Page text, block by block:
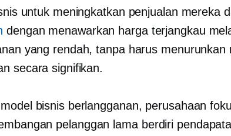
untuk meningkatkan penjualan mereka
dengan menawarkan harga terjangkau
yang rendah, tanpa harus menurunkan
secara signifikan.
bisnis berlangganan, perusahaan
pelanggan lama berdiri